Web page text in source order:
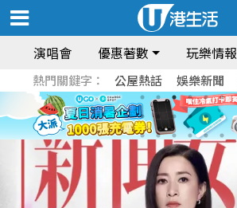
演唱會 優惠著數 玩樂情報
熱門關鍵字： 公屋熱話 娛樂新聞